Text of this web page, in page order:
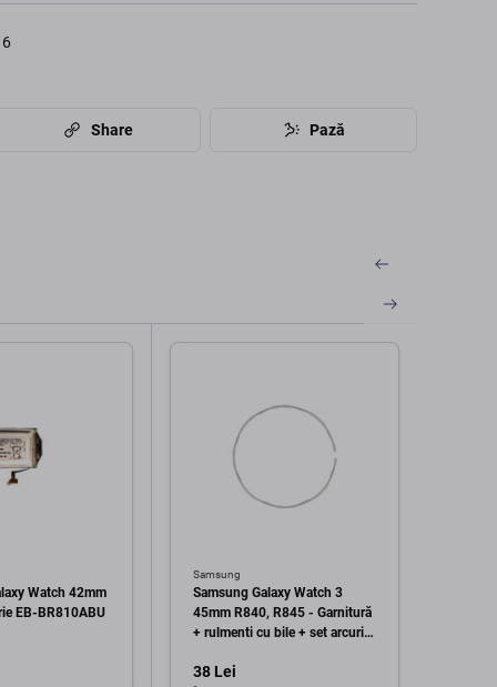
Share Pază
Watch 42mm
EB-BR810ABU
Samsung
Samsung Galaxy Watch 3
45mm R840, R845 - Garnitură
+ rulmenti cu bile + set arcuri -
Service Pack
38 Lei